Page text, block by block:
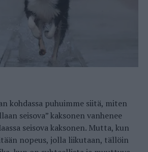
kohdassa puhuimme siitä, miten
seisova” kaksonen vanhenee
seisova kaksonen. Mutta, kun
nopeus, jolla liikutaan, tällöin